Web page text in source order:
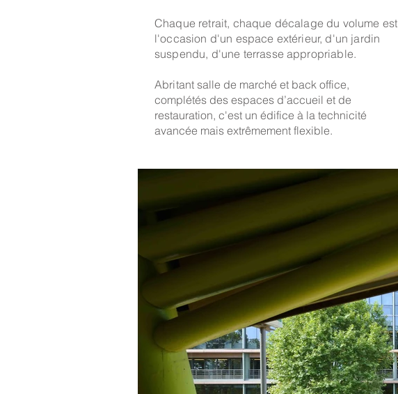
Chaque retrait, chaque décalage du volume est
l'occasion d'un espace extérieur, d'un jardin
suspendu, d'une terrasse appropriable.
Abritant salle de marché et back office,
complétés des espaces d’accueil et de
restauration, c'est un édifice à la technicité
avancée mais extrêmement flexible.